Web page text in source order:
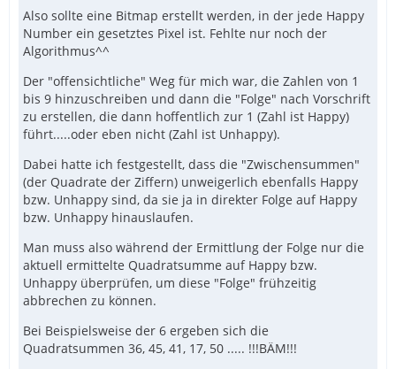
EndFunc   ;==>_HappyNumber
Also sollte eine Bitmap erstellt werden, in der jede Happy
Number ein gesetztes Pixel ist. Fehlte nur noch der
Algorithmus^^
Der "offensichtliche" Weg für mich war, die Zahlen von 1
bis 9 hinzuschreiben und dann die "Folge" nach Vorschrift
zu erstellen, die dann hoffentlich zur 1 (Zahl ist Happy)
führt.....oder eben nicht (Zahl ist Unhappy).
Dabei hatte ich festgestellt, dass die "Zwischensummen"
(der Quadrate der Ziffern) unweigerlich ebenfalls Happy
bzw. Unhappy sind, da sie ja in direkter Folge auf Happy
bzw. Unhappy hinauslaufen.
Man muss also während der Ermittlung der Folge nur die
aktuell ermittelte Quadratsumme auf Happy bzw.
Unhappy überprüfen, um diese "Folge" frühzeitig
abbrechen zu können.
Bei Beispielsweise der 6 ergeben sich die
Quadratsummen 36, 45, 41, 17, 50 ..... !!!BÄM!!!